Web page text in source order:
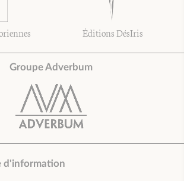
Éditions DésIris
Groupe Adverbum
d'information